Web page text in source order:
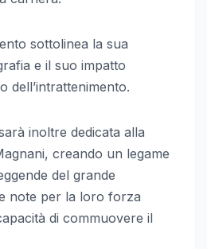
sottolinea la sua
e il suo impatto
dell’intrattenimento.
inoltre dedicata alla
creando un legame
del grande
note per la loro forza
di commuovere il